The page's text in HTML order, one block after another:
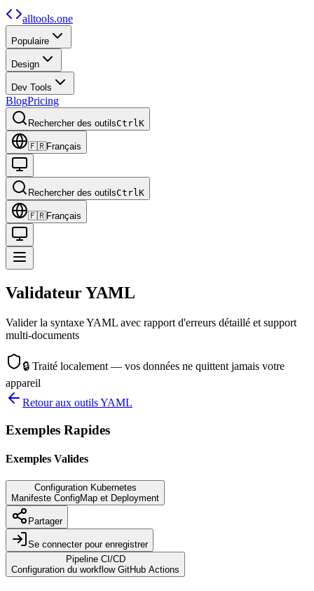
alltools.one
Populaire
Design
Dev Tools
BlogPricing
Rechercher des outilsCtrlK
🇫🇷Français
Rechercher des outilsCtrlK
🇫🇷Français
Validateur YAML
Valider la syntaxe YAML avec rapport d'erreurs détaillé et support
multi-documents
🔒 Traité localement — vos données ne quittent jamais votre
appareil
Retour aux outils YAML
Exemples Rapides
Exemples Valides
Configuration Kubernetes
Manifeste ConfigMap et Deployment
Partager
Se connecter pour enregistrer
Pipeline CI/CD
Configuration du workflow GitHub Actions